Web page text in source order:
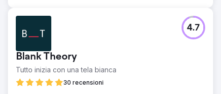
Blank Theory
Tutto inizia con una tela bianca
30 recensioni
4.7